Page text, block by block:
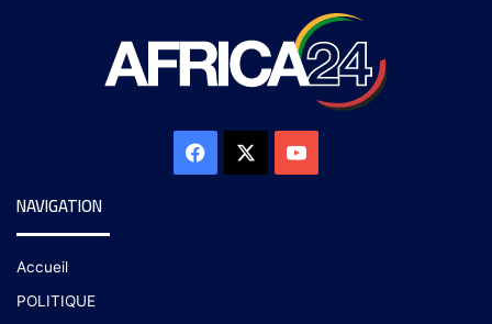
NAVIGATION
Accueil
POLITIQUE